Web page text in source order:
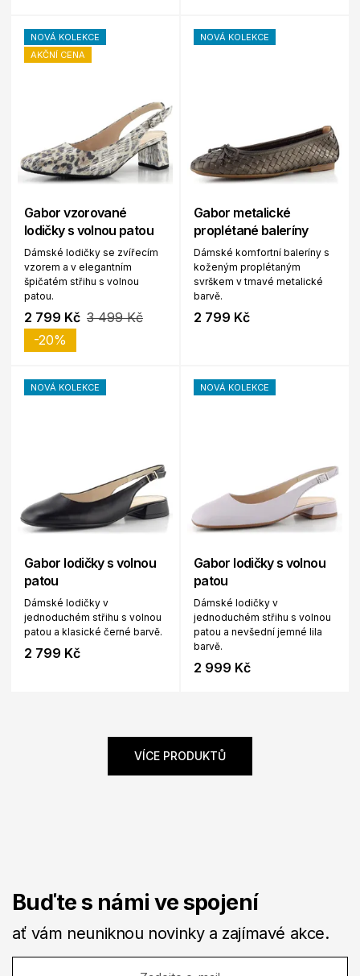
NOVÁ KOLEKCE
AKČNÍ CENA
Gabor vzorované
lodičky s volnou patou
Dámské lodičky se zvířecím
vzorem a v elegantním
špičatém střihu s volnou
patou.
2 799 Kč 3 499 Kč
-20%
NOVÁ KOLEKCE
Gabor metalické
proplétané baleríny
Dámské komfortní baleríny s
koženým proplétaným
svrškem v tmavé metalické
barvě.
2 799 Kč
NOVÁ KOLEKCE
Gabor lodičky s volnou
patou
Dámské lodičky v
jednoduchém střihu s volnou
patou a klasické černé barvě.
2 799 Kč
NOVÁ KOLEKCE
Gabor lodičky s volnou
patou
Dámské lodičky v
jednoduchém střihu s volnou
patou a nevšední jemné lila
barvě.
2 999 Kč
VÍCE PRODUKTŮ
Buďte s námi ve spojení
ať vám neuniknou novinky a zajímavé akce.